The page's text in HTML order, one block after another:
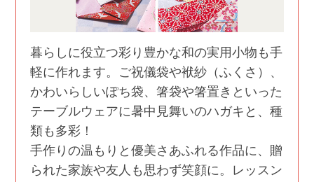
暮らしに役立つ彩り豊かな和の実用小物も手
軽に作れます。ご祝儀袋や袱紗（ふくさ）、
かわいらしいぽち袋、箸袋や箸置きといった
テーブルウェアに暑中見舞いのハガキと、種
類も多彩！
手作りの温もりと優美さあふれる作品に、贈
られた家族や友人も思わず笑顔に。レッスン